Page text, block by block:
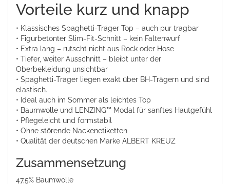
Vorteile kurz und knapp
• Klassisches Spaghetti-Träger Top – auch pur tragbar
• Figurbetonter Slim-Fit-Schnitt – kein Faltenwurf
• Extra lang – rutscht nicht aus Rock oder Hose
• Tiefer, weiter Ausschnitt – bleibt unter der
Oberbekleidung unsichtbar
• Spaghetti-Träger liegen exakt über BH-Trägern und sind
elastisch.
• Ideal auch im Sommer als leichtes Top
• Baumwolle und LENZING™ Modal für sanftes Hautgefühl
• Pflegeleicht und formstabil
• Ohne störende Nackenetiketten
• Qualität der deutschen Marke ALBERT KREUZ
Zusammensetzung
47,5% Baumwolle